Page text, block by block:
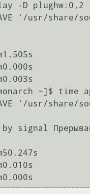
-D plughw:0,2
'/usr/share/
~]$ time
'/usr/share/
by signal